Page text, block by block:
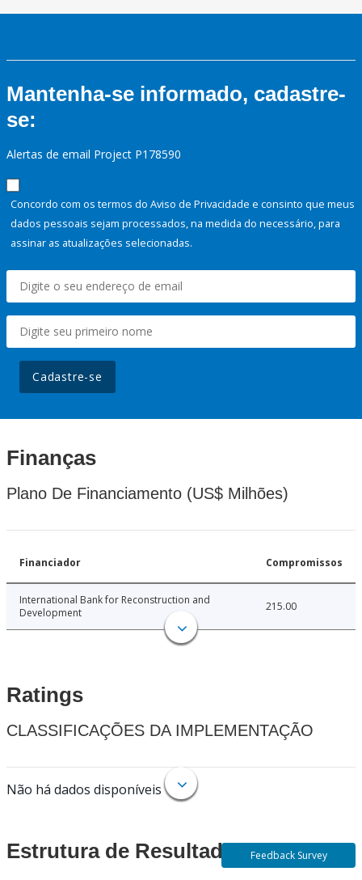
Mantenha-se informado, cadastre-
se:
Alertas de email Project P178590
Concordo com os termos do Aviso de Privacidade e consinto que meus
dados pessoais sejam processados, na medida do necessário, para
assinar as atualizações selecionadas.
Cadastre-se
Finanças
Plano De Financiamento (US$ Milhões)
Financiador Compromissos
International Bank for Reconstruction and
Development
215.00
Ratings
CLASSIFICAÇÕES DA IMPLEMENTAÇÃO
Não há dados disponíveis
Estrutura de Resultados Feedback Survey